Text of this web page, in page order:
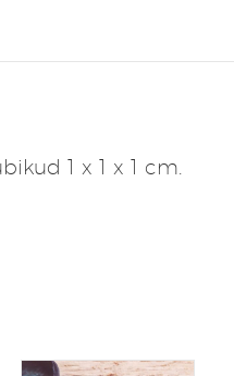
1 x 1 x 1 cm.